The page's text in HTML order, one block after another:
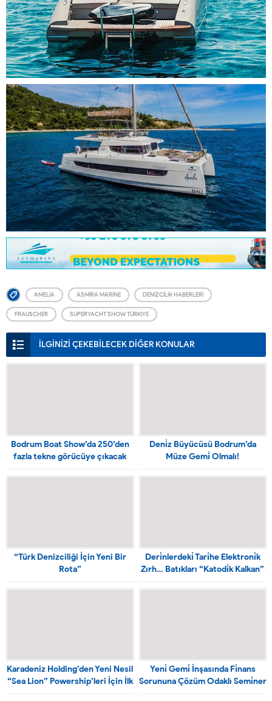
AMELIA ASMIRA MARINE DENIZCILIK HABERLERI
FRAUSCHER SUPERYACHT SHOW TÜRKIYE
İLGİNİZİ ÇEKEBİLECEK DİĞER KONULAR
Bodrum Boat Show’da 250’den
fazla tekne görücüye çıkacak
Deni̇z Büyücüsü Bodrum’da
Müze Gemi̇ Olmalı!
“Türk Denizciliği İçin Yeni Bir
Rota”
Deri̇nlerdeki̇ Tari̇he Elektroni̇k
Zırh… Batıkları “Katodi̇k Kalkan”
Koruyacak
Karadeniz Holding’den Yeni Nesil
“Sea Lion” Powership’leri İçin İlk
Adım
Yeni̇ Gemi̇ İnşasında Fi̇nans
Sorununa Çözüm Odaklı Semi̇ner